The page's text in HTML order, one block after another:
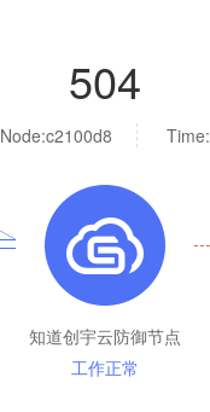
504
Node:c2100d8 Time:
知道创宇云防御节点
工作正常